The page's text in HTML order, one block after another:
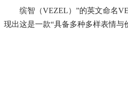
缤智（VEZEL）”的英文命名
现出这是一款“具备多种多样表情